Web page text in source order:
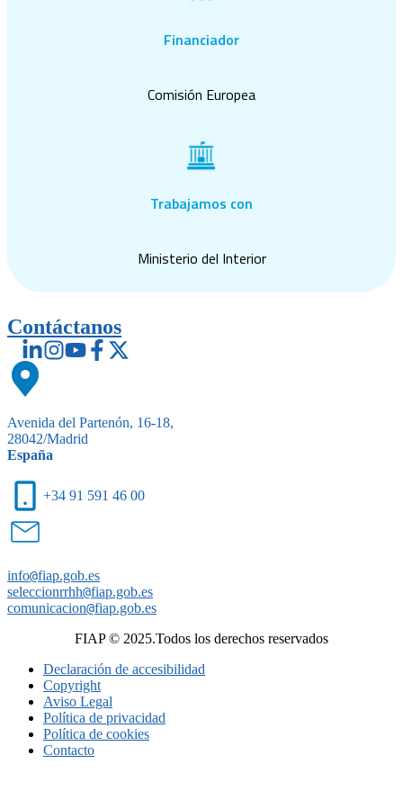
Financiador
Comisión Europea
Trabajamos con
Ministerio del Interior
Contáctanos
Avenida del Partenón, 16-18,
28042/Madrid
España
+34 91 591 46 00
info@fiap.gob.es
seleccionrrhh@fiap.gob.es
comunicacion@fiap.gob.es
FIAP © 2025.Todos los derechos reservados
Declaración de accesibilidad
Copyright
Aviso Legal
Política de privacidad
Política de cookies
Contacto